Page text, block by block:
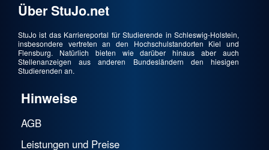
Über StuJo.net
StuJo ist das Karriereportal für Studierende in Schleswig-Holstein,
insbesondere vertreten an den Hochschulstandorten Kiel und
Flensburg. Natürlich bieten wie darüber hinaus aber auch
Stellenanzeigen aus anderen Bundesländern den hiesigen
Studierenden an.
Hinweise
AGB
Leistungen und Preise